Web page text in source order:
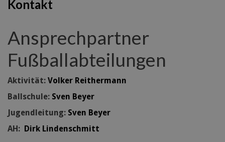
Kontakt
Ansprechpartner
Fußballabteilungen
Aktivität: Volker Reithermann
Ballschule: Sven Beyer
Jugendleitung: Sven Beyer
AH: Dirk Lindenschmitt